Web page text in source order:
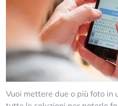
Vuoi mettere due o più foto in